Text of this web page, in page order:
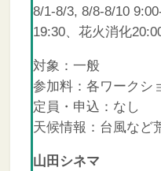
8/1-8/3, 8/8-8/10
19:30、花火消化
対象：一般
参加料：各ワークシ
定員・申込：なし
天候情報：台風など
山田シネマ